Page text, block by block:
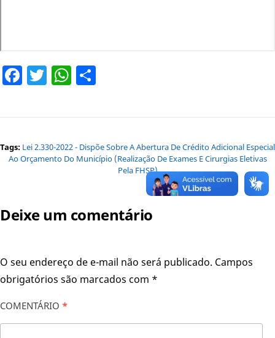
Facebook
TwitterWhatsApp
Tags: Lei 2.330-2022 - Dispõe Sobre A Abertura De Crédito Adicional Especial
Ao Orçamento Do Município (realização De Exames E Cirurgias Eletivas
Pela FHSP)
Deixe um comentário
O seu endereço de e-mail não será publicado. Campos
obrigatórios são marcados com *
COMENTÁRIO *